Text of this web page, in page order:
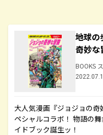
地球
奇妙な
BOOKS
大人気漫画『ジョジョの
ペシャルコラボ！ 物語の
イドブック誕生ッ！